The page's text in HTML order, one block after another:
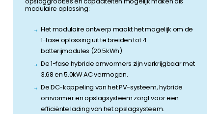
modulaire oplossing:
Het modulaire ontwerp maakt het mogelijk om de
1-fase oplossing uit te breiden tot 4
batterijmodules (20.5kWh).
De 1-fase hybride omvormers zijn verkrijgbaar met
3.68 en 5.0kW AC vermogen.
De DC-koppeling van het PV-systeem, hybride
omvormer en opslagsysteem zorgt voor een
efficiënte lading van het opslagsysteem.